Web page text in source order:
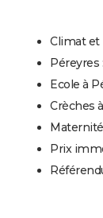
Climat et
Péreyres
Ecole à
Crèches
Prix